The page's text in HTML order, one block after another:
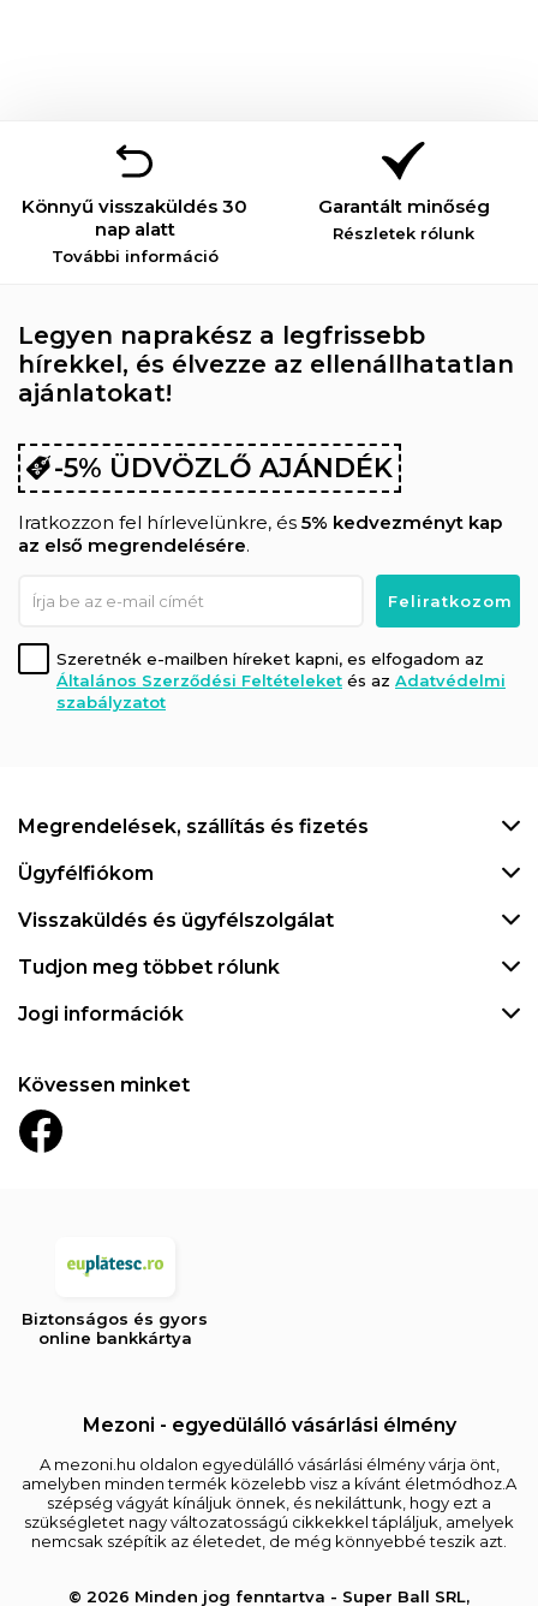
Könnyű visszaküldés 30
nap alatt
További információ
Garantált minőség
Részletek rólunk
Legyen naprakész a legfrissebb
hírekkel, és élvezze az ellenállhatatlan
ajánlatokat!
-5% ÜDVÖZLŐ AJÁNDÉK
Iratkozzon fel hírlevelünkre, és 5% kedvezményt kap
az első megrendelésére.
Szeretnék e-mailben híreket kapni, es elfogadom az
Általános Szerződési Feltételeket és az Adatvédelmi
szabályzatot
Megrendelések, szállítás és fizetés
Ügyfélfiókom
Visszaküldés és ügyfélszolgálat
Tudjon meg többet rólunk
Jogi információk
Kövessen minket
Biztonságos és gyors
online bankkártya
Mezoni - egyedülálló vásárlási élmény
A mezoni.hu oldalon egyedülálló vásárlási élmény várja önt,
amelyben minden termék közelebb visz a kívánt életmódhoz.A
szépség vágyát kínáljuk önnek, és nekiláttunk, hogy ezt a
szükségletet nagy változatosságú cikkekkel tápláljuk, amelyek
nemcsak szépítik az életedet, de még könnyebbé teszik azt.
© 2026 Minden jog fenntartva - Super Ball SRL,